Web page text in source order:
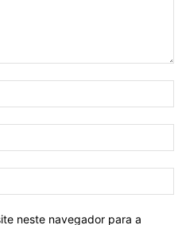
neste navegador para a